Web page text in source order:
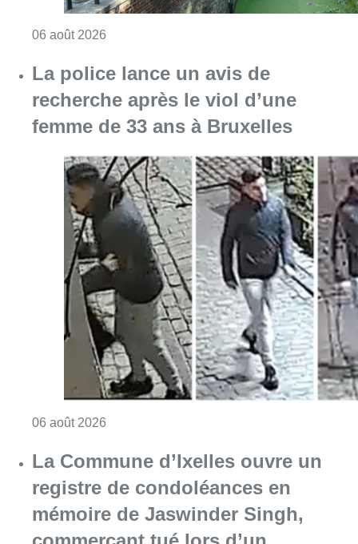
06 août 2026
La police lance un avis de
recherche après le viol d’une
femme de 33 ans à Bruxelles
06 août 2026
La Commune d’Ixelles ouvre un
registre de condoléances en
mémoire de Jaswinder Singh,